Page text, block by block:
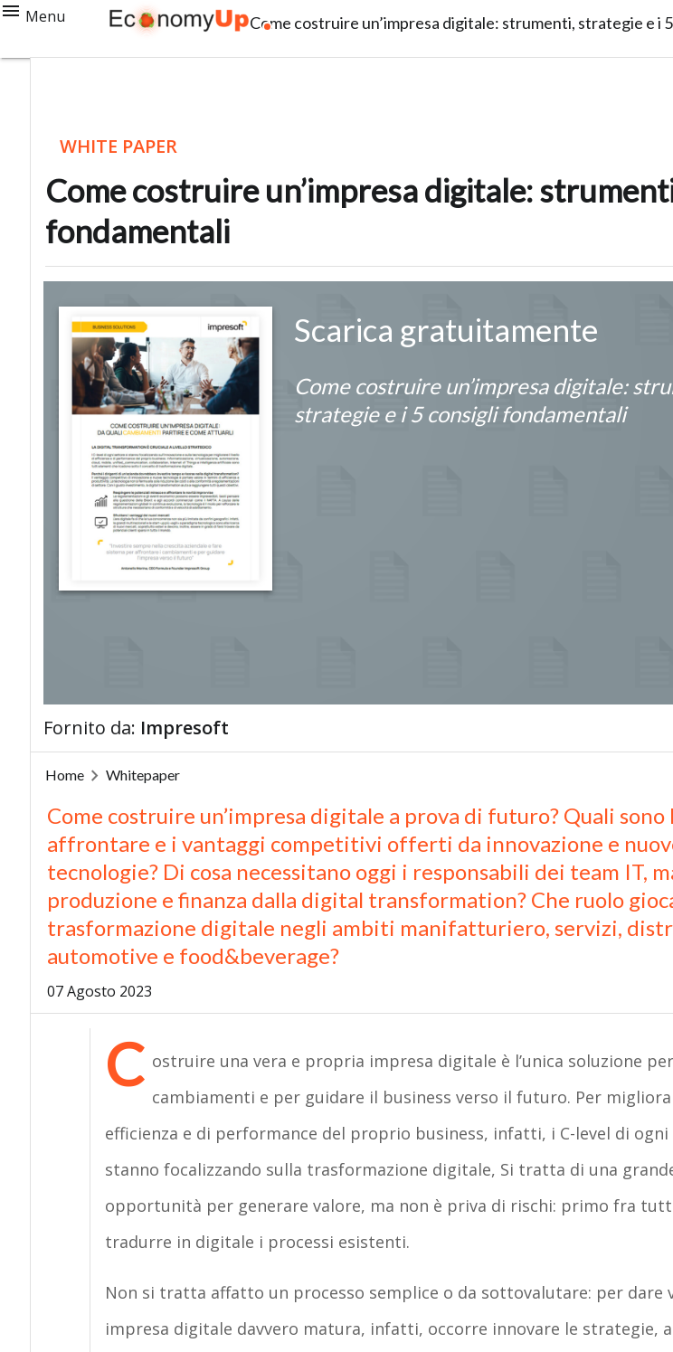
Menu Come costruire un’impresa digitale: strumenti, strategie e i
WHITE PAPER
Come costruire un’impresa digitale:
fondamentali
Scarica gratuitamente
Come costruire un’impresa digitale:
strategie e i 5 consigli fondamentali
Fornito da: Impresoft
Home Whitepaper
Come costruire un’impresa digitale a prova di futuro? Quali sono
affrontare e i vantaggi competitivi offerti da innovazione e
tecnologie? Di cosa necessitano oggi i responsabili dei team IT,
produzione e finanza dalla digital transformation? Che ruolo
trasformazione digitale negli ambiti manifatturiero, servizi,
automotive e food&beverage?
07 Agosto 2023
C ostruire una vera e propria impresa digitale è l’unica soluzione
cambiamenti e per guidare il business verso il futuro. Per
efficienza e di performance del proprio business, infatti, i C-level di
stanno focalizzando sulla trasformazione digitale, Si tratta di una
opportunità per generare valore, ma non è priva di rischi: primo fra
tradurre in digitale i processi esistenti.
Non si tratta affatto un processo semplice o da sottovalutare: per dare
impresa digitale davvero matura, infatti, occorre innovare le strategie,